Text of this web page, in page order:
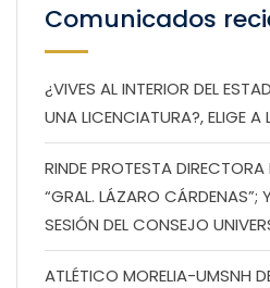
Comunicados
¿VIVES AL INTERIOR DEL
UNA LICENCIATURA?, ELIGE A
RINDE PROTESTA
“GRAL. LÁZARO CÁRDENAS”;
SESIÓN DEL CONSEJO
ATLÉTICO MORELIA-UMSNH